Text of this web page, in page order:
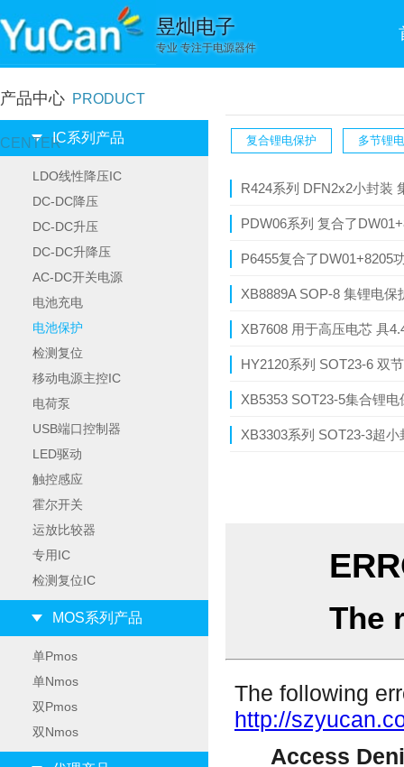
昱灿电子
专业 专注于电源器件
产品中心 PRODUCT
CENTERIC系列产品
LDO线性降压IC
DC-DC降压
DC-DC升压
DC-DC升降压
AC-DC开关电源
电池充电
电池保护
检测复位
移动电源主控IC
电荷泵
USB端口控制器
LED驱动
触控感应
霍尔开关
运放比较器
专用IC
检测复位IC
MOS系列产品
单Pmos
单Nmos
双Pmos
双Nmos
复合锂电保护 多节锂
R424系列 DFN2x2小封装
PDW06系列 复合了
P6455复合了DW01+8205
XB8889A SOP-8 集锂电
XB7608 用于高压电芯 具
HY2120系列 SOT23-6 双
XB5353 SOT23-5集合锂
XB3303系列 SOT23-3超